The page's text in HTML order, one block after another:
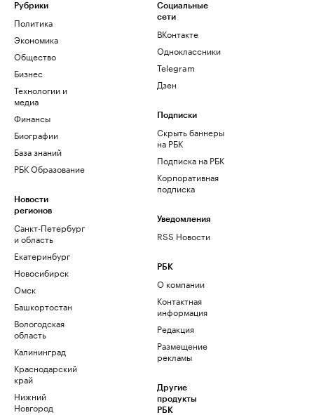
Рубрики
Политика
Экономика
Общество
Бизнес
Технологии и
медиа
Финансы
Биографии
База знаний
РБК Образование
Новости
регионов
Санкт-Петербург
и область
Екатеринбург
Новосибирск
Омск
Башкортостан
Вологодская
область
Калининград
Краснодарский
край
Нижний
Новгород
Социальные
сети
ВКонтакте
Одноклассники
Telegram
Дзен
Подписки
Скрыть баннеры
на РБК
Подписка на РБК
Корпоративная
подписка
Уведомления
RSS Новости
РБК
О компании
Контактная
информация
Редакция
Размещение
рекламы
Другие
продукты
РБК